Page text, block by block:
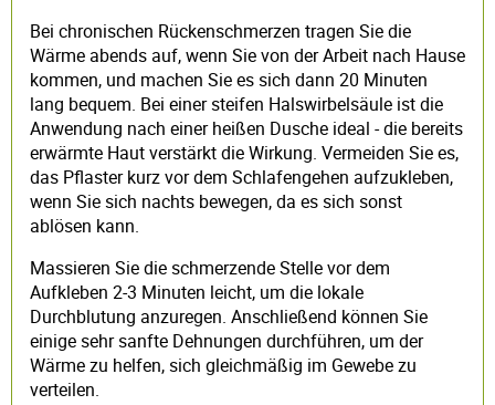
Bei chronischen Rückenschmerzen tragen Sie die
Wärme abends auf, wenn Sie von der Arbeit nach Hause
kommen, und machen Sie es sich dann 20 Minuten
lang bequem. Bei einer steifen Halswirbelsäule ist die
Anwendung nach einer heißen Dusche ideal - die bereits
erwärmte Haut verstärkt die Wirkung. Vermeiden Sie es,
das Pflaster kurz vor dem Schlafengehen aufzukleben,
wenn Sie sich nachts bewegen, da es sich sonst
ablösen kann.
Massieren Sie die schmerzende Stelle vor dem
Aufkleben 2-3 Minuten leicht, um die lokale
Durchblutung anzuregen. Anschließend können Sie
einige sehr sanfte Dehnungen durchführen, um der
Wärme zu helfen, sich gleichmäßig im Gewebe zu
verteilen.